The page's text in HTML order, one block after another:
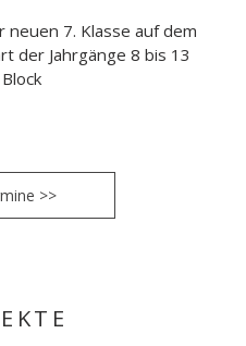
7. Klasse auf dem
der Jahrgänge 8 bis 13
>>